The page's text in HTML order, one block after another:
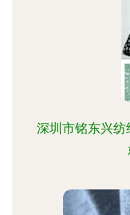
深圳市铭东兴